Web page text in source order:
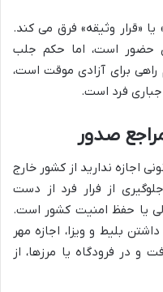
«قرار وثیقه» فرق می کند.
حضور است، اما حکم جلب
برای آزادی موقت است،
فرد است.
صدور
اجازه ندارید از کشور خارج
از فرار فرد از دست
یا حفظ امنیت کشور است.
بلیط و ویزا، اجازه مهر
و در فرودگاه یا مرزها، از